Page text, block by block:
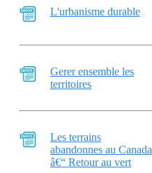
L'urbanisme durable
Gerer ensemble les
territoires
Les terrains
abandonnes au Canada
â€“ Retour au vert